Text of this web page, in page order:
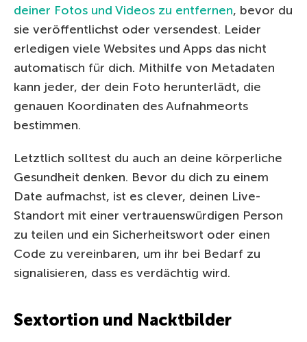
deiner Fotos und Videos zu entfernen, bevor du
sie veröffentlichst oder versendest. Leider
erledigen viele Websites und Apps das nicht
automatisch für dich. Mithilfe von Metadaten
kann jeder, der dein Foto herunterlädt, die
genauen Koordinaten des Aufnahmeorts
bestimmen.
Letztlich solltest du auch an deine körperliche
Gesundheit denken. Bevor du dich zu einem
Date aufmachst, ist es clever, deinen Live-
Standort mit einer vertrauenswürdigen Person
zu teilen und ein Sicherheitswort oder einen
Code zu vereinbaren, um ihr bei Bedarf zu
signalisieren, dass es verdächtig wird.
Sextortion und Nacktbilder